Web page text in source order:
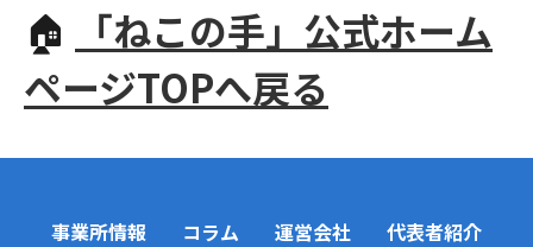
🏠
「ねこの手」公式ホーム
ページTOPへ戻る
事業所情報 コラム 運営会社
代表者紹介